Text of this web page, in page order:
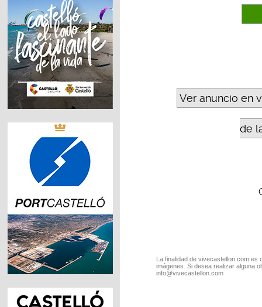
Ver anuncio en
de
La finalidad de vivecastellon.com
imágenes. Si desea realizar alguna
info@vivecastellon.com